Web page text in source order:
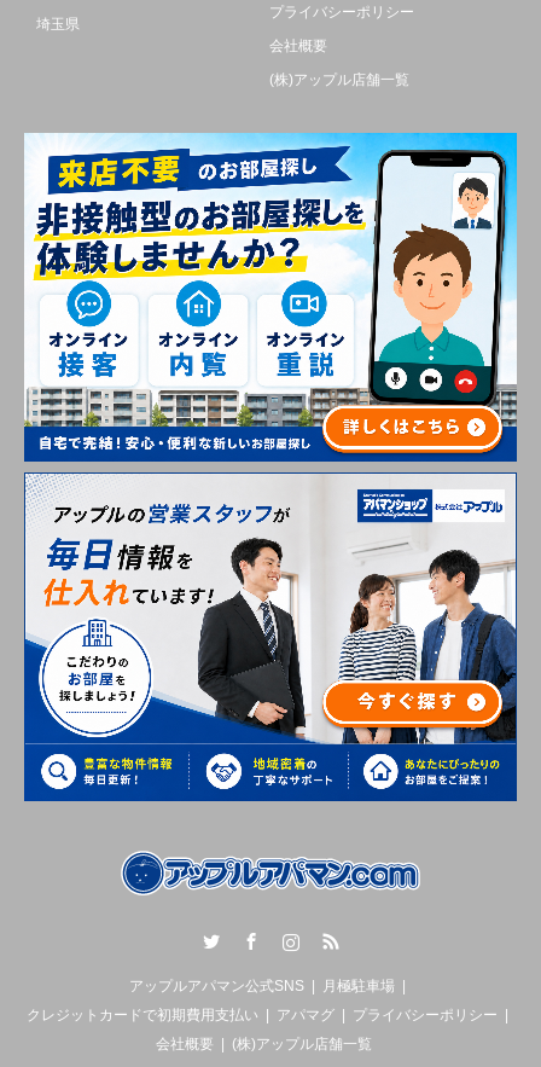
埼玉県
プライバシーポリシー
会社概要
(株)アップル店舗一覧
RSS
アップルアパマン公式SNS
月極駐車場
クレジットカードで初期費用支払い
アパマグ
プライバシーポリシー
会社概要
(株)アップル店舗一覧